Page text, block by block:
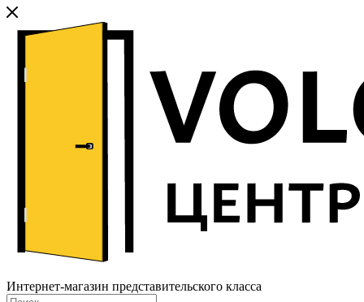
Интернет-магазин представительского класса